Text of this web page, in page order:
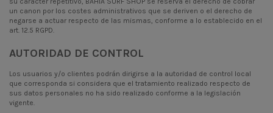
un canon por los costes administrativos que se deriven o el derecho de
negarse a actuar respecto de las mismas, conforme a lo establecido en el
art. 12.5 RGPD.
AUTORIDAD DE CONTROL
Los usuarios y/o clientes podrán dirigirse a la autoridad de control local
que corresponda si considera que el tratamiento realizado respecto de
sus datos personales no ha sido realizado conforme a la legislación
vigente.